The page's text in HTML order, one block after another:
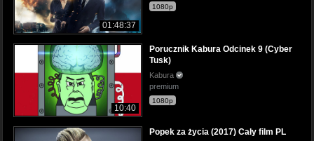
01:48:37
1080p
10:40
Porucznik Kabura Odcinek 9 (Cyber
Tusk)
Kabura
premium
1080p
Popek za życia (2017) Cały film PL